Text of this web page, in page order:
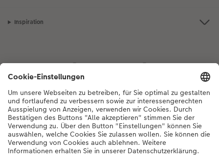
Inspiration
Bei Fragen zu Produkten oder der Bestellung können Sie uns gerne von
Montag bis Samstag von 8:00 – 20:00 Uhr und Sonntag von 10:00 –
20:00 Uhr (gesetzliche Feiertage ausgenommen) unter der
Telefonnummer044 499 01 21kontaktieren.
DE| FR|IT